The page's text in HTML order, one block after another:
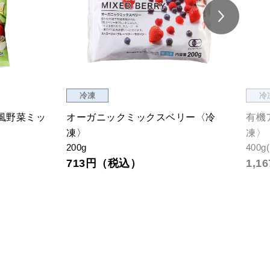
野菜ミッ
冷凍
オーガニックミックスベリー〈冷
凍〉
200g
713円（税込）
冷
有機
凍〉